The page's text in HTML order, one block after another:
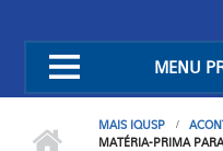
MENU
MAIS IQUSP
MATÉRIA-PRIMA